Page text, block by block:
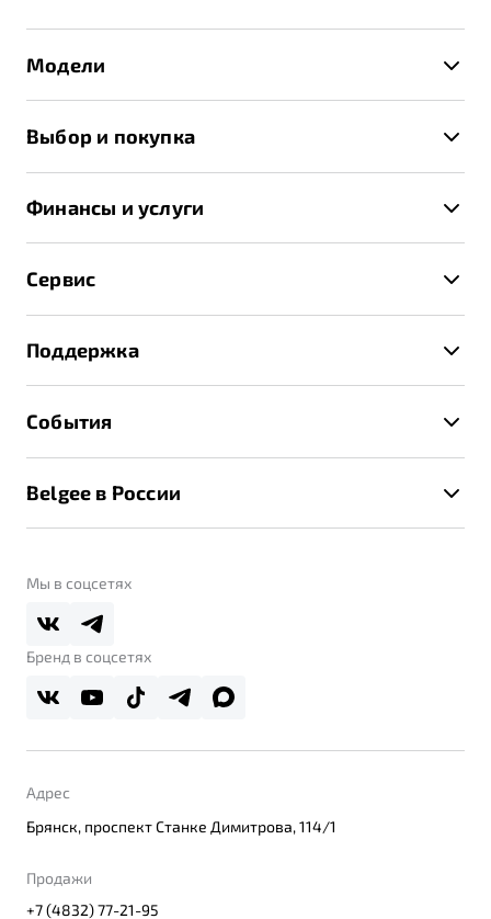
Модели
X70
Выбор и покупка
Спецпредложения и Акции
Записаться на тест-драйв
Получить предложение
Финансы и услуги
Трейд-ин
Страхование
Расчет КАСКО
Сервис
Руководство по эксплуатации
Техническое обслуживание
Калькулятор ТО
Поддержка
Помощь на дорогах
Belgee Линк
Belgee Плюс
Реферальная программа
События
Контакты
Belgee в России
О дилерском центре
Правовая информация
Мы в соцсетях
Бренд в соцсетях
Адрес
Брянск, проспект Станке Димитрова, 114/1
Продажи
+7 (4832) 77-21-95